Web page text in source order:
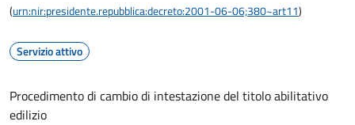
(urn:nir:presidente.repubblica:decreto:2001-06-06;380~art11)
Servizio attivo
Procedimento di cambio di intestazione del titolo abilitativo
edilizio